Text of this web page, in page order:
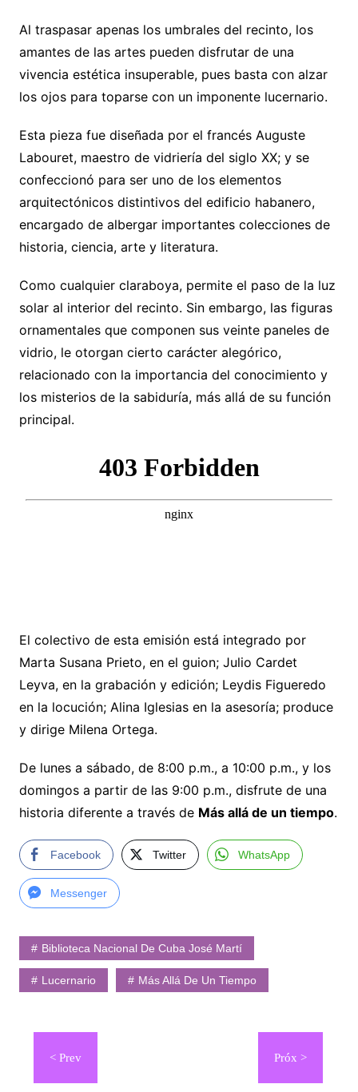
Al traspasar apenas los umbrales del recinto, los
amantes de las artes pueden disfrutar de una
vivencia estética insuperable, pues basta con alzar
los ojos para toparse con un imponente lucernario.
Esta pieza fue diseñada por el francés Auguste
Labouret, maestro de vidriería del siglo XX; y se
confeccionó para ser uno de los elementos
arquitectónicos distintivos del edificio habanero,
encargado de albergar importantes colecciones de
historia, ciencia, arte y literatura.
Como cualquier claraboya, permite el paso de la luz
solar al interior del recinto. Sin embargo, las figuras
ornamentales que componen sus veinte paneles de
vidrio, le otorgan cierto carácter alegórico,
relacionado con la importancia del conocimiento y
los misterios de la sabiduría, más allá de su función
principal.
El colectivo de esta emisión está integrado por
Marta Susana Prieto, en el guion; Julio Cardet
Leyva, en la grabación y edición; Leydis Figueredo
en la locución; Alina Iglesias en la asesoría; produce
y dirige Milena Ortega.
De lunes a sábado, de 8:00 p.m., a 10:00 p.m., y los
domingos a partir de las 9:00 p.m., disfrute de una
historia diferente a través de Más allá de un tiempo.
Facebook Twitter WhatsApp
Messenger
Biblioteca Nacional De Cuba José Martí
Lucernario Más Allá De Un Tiempo
Navegación
entradas